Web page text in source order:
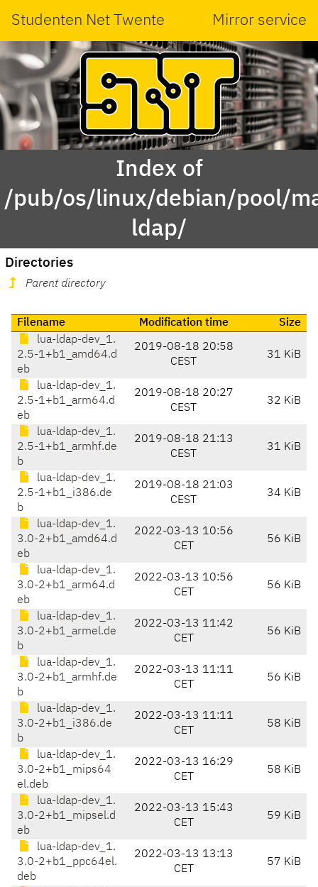
Studenten Net Twente Mirror service
Index of
/pub/os/linux/debian/pool/
ldap/
Directories
Parent directory
Filename Modification time
Size
lua-ldap-dev_1.
2.5-1+b1_amd64.d
eb
2019-08-18 20:58
CEST
31 KiB
lua-ldap-dev_1.
2.5-1+b1_arm64.d
eb
2019-08-18 20:27
CEST
32 KiB
lua-ldap-dev_1.
2.5-1+b1_armhf.de
b
2019-08-18 21:13
CEST
31 KiB
lua-ldap-dev_1.
2.5-1+b1_i386.de
b
2019-08-18 21:03
CEST
34 KiB
lua-ldap-dev_1.
3.0-2+b1_amd64.d
eb
2022-03-13 10:56
CET
56 KiB
lua-ldap-dev_1.
3.0-2+b1_arm64.d
eb
2022-03-13 10:56
CET
56 KiB
lua-ldap-dev_1.
3.0-2+b1_armel.de
b
2022-03-13 11:42
CET
56 KiB
lua-ldap-dev_1.
3.0-2+b1_armhf.de
b
2022-03-13 11:11
CET
56 KiB
lua-ldap-dev_1.
3.0-2+b1_i386.de
b
2022-03-13 11:11
CET
58 KiB
lua-ldap-dev_1.
3.0-2+b1_mips64
el.deb
2022-03-13 16:29
CET
58 KiB
lua-ldap-dev_1.
3.0-2+b1_mipsel.d
eb
2022-03-13 15:43
CET
59 KiB
lua-ldap-dev_1.
3.0-2+b1_ppc64el.
deb
2022-03-13 13:13
CET
57 KiB